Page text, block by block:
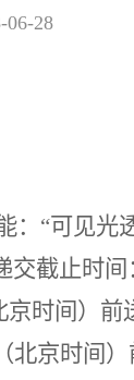
06-28
：“可见光
截止时间
京时间）前
北京时间